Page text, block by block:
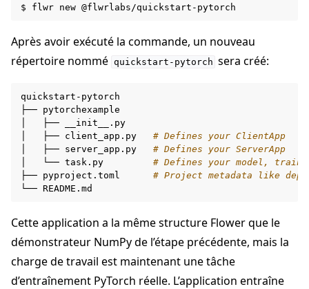
navigation of Deploy
$ flwr new
Après avoir exécuté la commande, un nouveau
répertoire nommé quickstart-pytorch sera créé:
quickstart-pytorch
├── pytorchexample
├──
__init__.py
├── client_app.py
# Defines your ClientApp
├── server_app.py
# Defines your ServerApp
└── task.py
# Defines your model,
├── pyproject.toml
# Project metadata like
└──
Cette application a la même structure Flower que le
démonstrateur NumPy de l’étape précédente, mais la
charge de travail est maintenant une tâche
d’entraînement PyTorch réelle. L’application entraîne